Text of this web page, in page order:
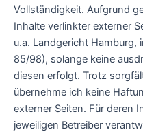
Vollständigkeit. Aufgrund
Inhalte verlinkter externer
u.a. Landgericht Hamburg,
85/98), solange keine
diesen erfolgt. Trotz
übernehme ich keine
externer Seiten. Für deren
jeweiligen Betreiber